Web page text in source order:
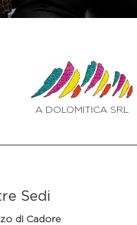
A DOLOMITICA SRL
Sedi
di Cadore